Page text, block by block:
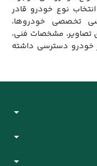
نوع خودرو قادر
تخـصصی خودروها،
تصاویر، مشخصات فنی،
خودرو دسترسی داشته